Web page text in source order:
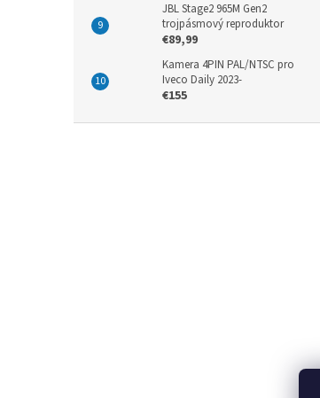
JBL Stage2 965M Gen2
trojpásmový reproduktor
€89,99
Kamera 4PIN PAL/NTSC pro
Iveco Daily 2023-
€155